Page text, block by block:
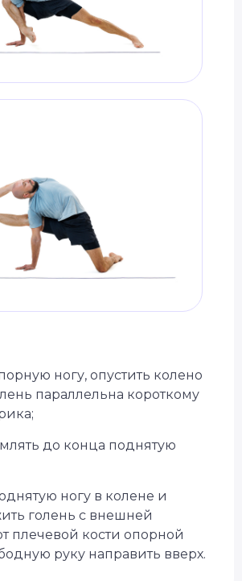
ногу, опустить колено
параллельна короткому
до конца поднятую
ногу в колене и
голень с внешней
плечевой кости опорной
руку направить вверх.